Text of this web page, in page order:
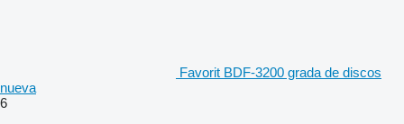
Favorit BDF-3200 grada de discos
nueva
6